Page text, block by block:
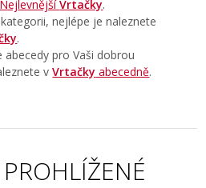
NejlevnějšíVrtačky.
nejlépe je naleznete
.
pro Vaši dobrou
vVrtačky abecedně.